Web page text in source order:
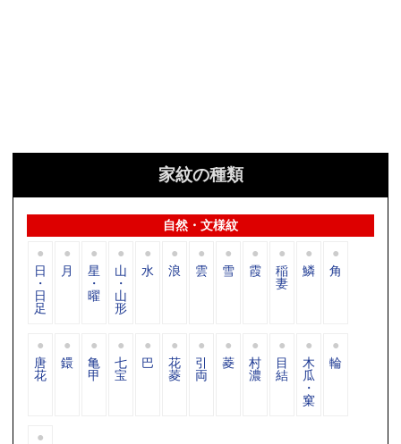
家紋の種類
自然・文様紋
日
・
日
足
月 星
・
曜
山
・
山
形
水 浪 雲 雪 霞 稲
妻
鱗 角
唐
花
鐶 亀
甲
七
宝
巴 花
菱
引
両
菱 村
濃
目
結
木
瓜
・
窠
輪